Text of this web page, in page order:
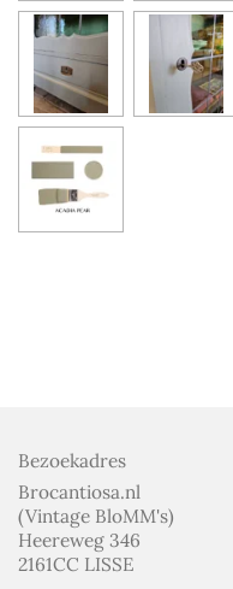
Bezoekadres
Brocantiosa.nl
(Vintage BloMM's)
Heereweg 346
2161CC LISSE